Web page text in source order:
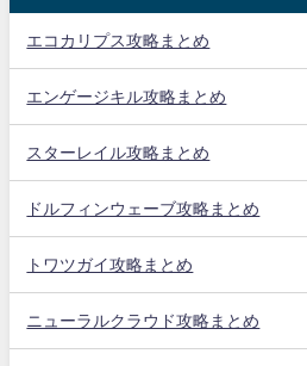
エコカリプス攻略まとめ
エンゲージキル攻略まとめ
スターレイル攻略まとめ
ドルフィンウェーブ攻略まとめ
トワツガイ攻略まとめ
ニューラルクラウド攻略まとめ